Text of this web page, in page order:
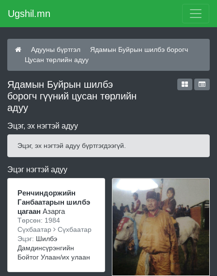
Ugshil.mn
Адууны бүртгэл
Ядамын Буйрын шилбэ борогч
Цусан төрлийн адуу
Ядамын Буйрын шилбэ
борогч гүүний цусан төрлийн
адуу
Эцэг, эх нэгтэй адуу
Эцэг, эх нэгтэй адуу бүртгэгдээгүй.
Эцэг нэгтэй адуу
Ренчиндоржийн
Ганбаатарын шилбэ
цагаан Азарга
Төрсөн: 1984
Сүхбаатар
Сүхбаатар
Эцэг: Шилбэ
Дамдинсүрэнгийн
Бойтог Улаан/их улаан